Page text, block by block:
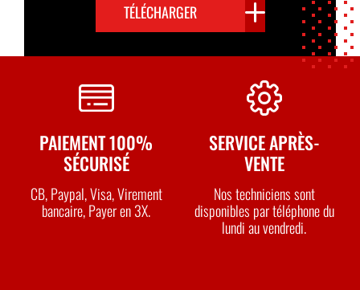
TÉLÉCHARGER
PAIEMENT 100%
SÉCURISÉ
CB, Paypal, Visa, Virement
bancaire, Payer en 3X.
SERVICE APRÈS-
VENTE
Nos techniciens sont
disponibles par téléphone du
lundi au vendredi.